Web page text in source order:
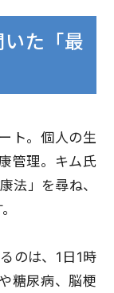
た「最
ト。個人の生
管理。キム氏
法」を尋ね、
のは、1日1時
糖尿病、脳梗